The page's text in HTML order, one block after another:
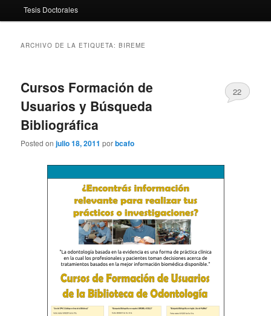
Tesis Doctorales
ARCHIVO DE LA ETIQUETA:BIREME
Cursos Formación de
Usuarios y Búsqueda
Bibliográfica
Posted onjulio 18, 2011 porbcafo
22